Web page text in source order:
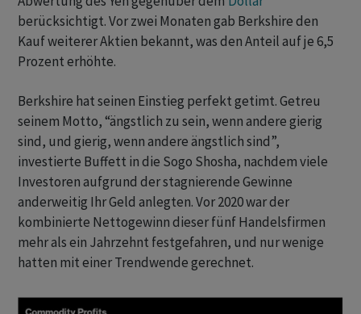
berücksichtigt. Vor zwei Monaten gab Berkshire den
Kauf weiterer Aktien bekannt, was den Anteil auf je 6,5
Prozent erhöhte.
Berkshire hat seinen Einstieg perfekt getimt. Getreu
seinem Motto, “ängstlich zu sein, wenn andere gierig
sind, und gierig, wenn andere ängstlich sind”,
investierte Buffett in die Sogo Shosha, nachdem viele
Investoren aufgrund der stagnierende Gewinne
anderweitig Ihr Geld anlegten. Vor 2020 war der
kombinierte Nettogewinn dieser fünf Handelsfirmen
mehr als ein Jahrzehnt festgefahren, und nur wenige
hatten mit einer Trendwende gerechnet.